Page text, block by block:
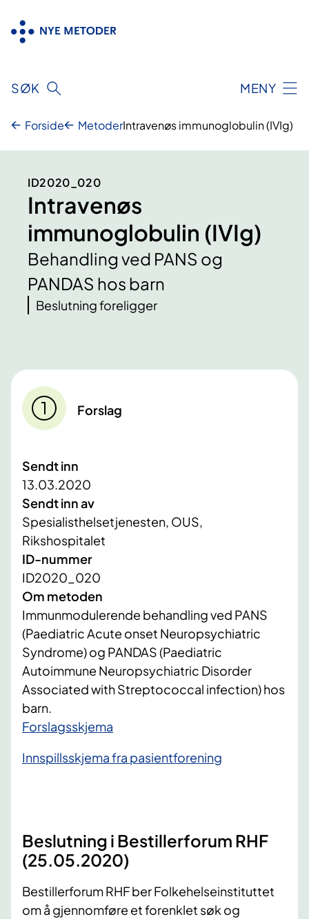
innhold
SØK MENY
Forside MetoderIntravenøs immunoglobulin (IVIg)
ID2020_020
Intravenøs
immunoglobulin (IVIg)
Behandling ved PANS og
PANDAS hos barn
Beslutning foreligger
Forslag
Sendt inn
13.03.2020
Sendt inn av
Spesialisthelsetjenesten, OUS,
Rikshospitalet
ID-nummer
ID2020_020
Om metoden
Immunmodulerende behandling ved PANS
(Paediatric Acute onset Neuropsychiatric
Syndrome) og PANDAS (Paediatric
Autoimmune Neuropsychiatric Disorder
Associated with Streptococcal infection) hos
barn.
​Forslagsskjema
Innspillsskjema fra pasientforening
Beslutning i Bestillerforum RHF
(25.05.2020)
Bestillerforum RHF ber Folkehelseinstituttet
om å gjennomføre et forenklet søk og